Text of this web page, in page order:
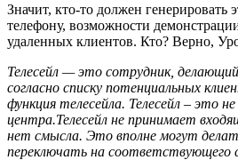
Значит, кто-то должен генерировать
телефону, возможности
удаленных клиентов. Кто? Верно,
Телесейл — это сотрудник,
согласно списку потенциальных
функция телесейла. Телесейл – это
центра.Телесейл не принимает
нет смысла. Это вполне могут
переключать на соответствующего